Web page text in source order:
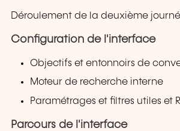
Déroulement de la deuxième
Configuration de l'interface
Objectifs et entonnoirs de
Moteur de recherche interne
Paramétrages et filtres utiles et
Parcours de l'interface